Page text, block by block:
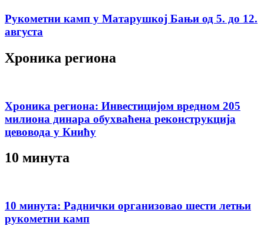
Рукометни камп у Матарушкој Бањи од 5. до 12.
августа
Хроника региона
Хроника региона: Инвестицијом вредном 205
милиона динара обухваћена реконструкција
цевовода у Книћу
10 минута
10 минута: Раднички организовао шести летњи
рукометни камп